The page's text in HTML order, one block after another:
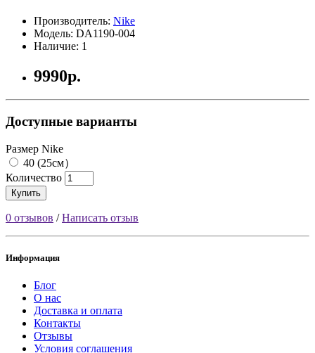
Производитель: Nike
Модель: DA1190-004
Наличие: 1
9990р.
Доступные варианты
Размер Nike
40 (25см）
Количество
Купить
0 отзывов /Написать отзыв
Информация
Блог
О нас
Доставка и оплата
Контакты
Отзывы
Условия соглашения